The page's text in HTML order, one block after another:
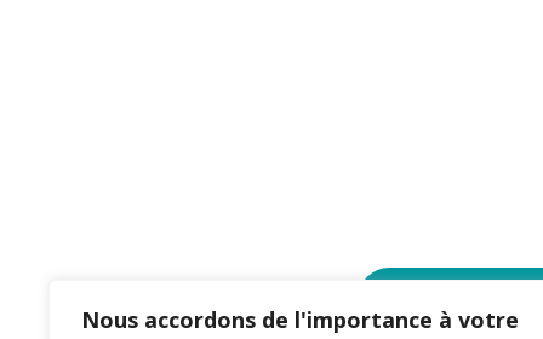
Nous accordons de l'importance à votre
Téléchargez